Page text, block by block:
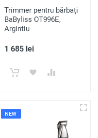
Trimmer pentru bărbați
BaByliss OT996E,
Argintiu
1 685 lei
NEW